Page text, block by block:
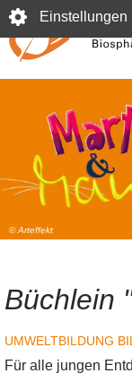
Direkt
zum
Inhalt
Einstellungen
© Arteffekt
Büchlein
UMWELTBILDUNG
Für alle jungen